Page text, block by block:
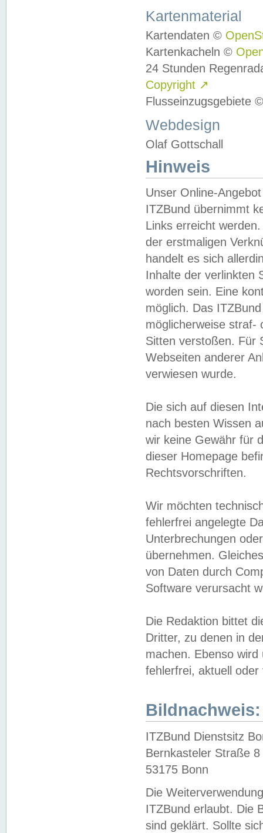
Kartenmaterial
Kartendaten ©
Kartenkacheln ©
24 Stunden
Copyright ↗
Flusseinzugsgebiete
Webdesign
Olaf Gottschall
Hinweis
Unser Online-
ITZBund übernimmt
Links erreicht
der erstmaligen
handelt es sich
Inhalte der verlinkten
worden sein. Eine
möglich. Das
möglicherweise straf-
Sitten verstoßen. Für
Webseiten anderer
verwiesen wurde.
Die sich auf diesen
nach besten Wissen
wir keine Gewähr für
dieser Homepage
Rechtsvorschriften.
Wir möchten
fehlerfrei angelegte
Unterbrechungen
übernehmen.
von Daten durch
Software verursacht
Die Redaktion bittet
Dritter, zu denen in
machen. Ebenso
fehlerfrei, aktuell oder
Bildnachweis:
ITZBund Dienstsitz
Bernkasteler Straße 8
53175 Bonn
Die
ITZBund erlaubt. Die
sind geklärt. Sollte